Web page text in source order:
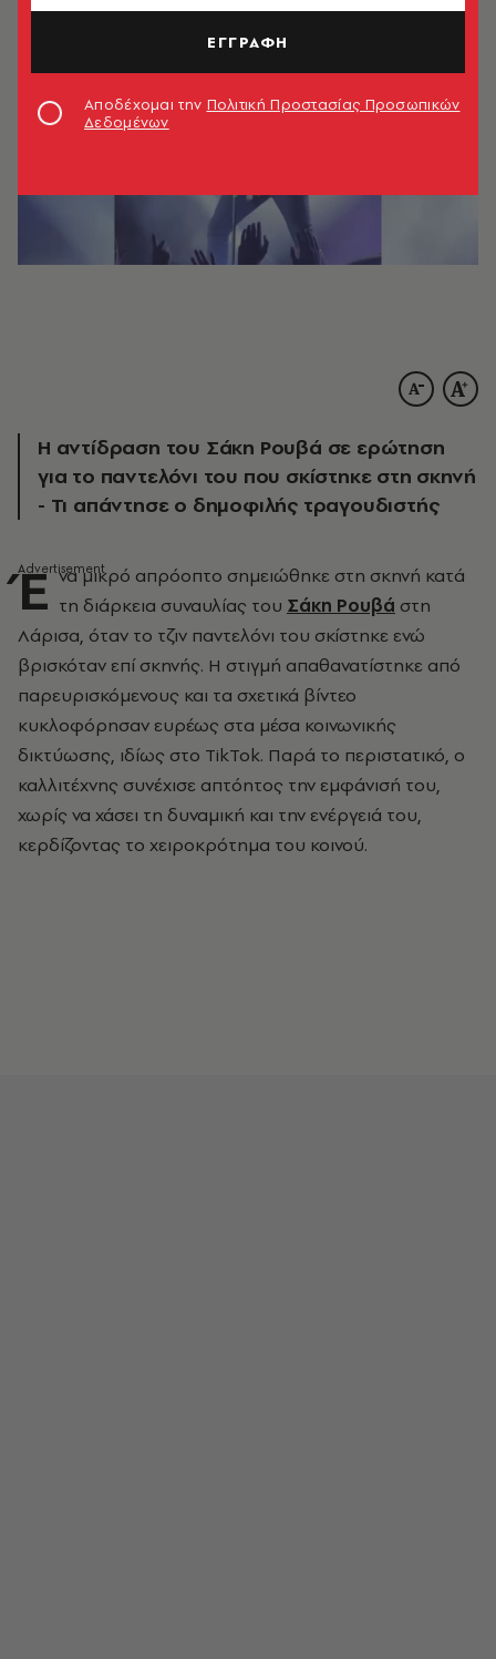
Η αντίδραση του Σάκη Ρουβά σε ερώτηση
για το παντελόνι του που σκίστηκε στη σκηνή
- Τι απάντησε ο δημοφιλής τραγουδιστής
Έ να μικρό απρόοπτο σημειώθηκε στη σκηνή κατά
τη διάρκεια συναυλίας του Σάκη Ρουβά στη
Λάρισα, όταν το τζιν παντελόνι του σκίστηκε ενώ
βρισκόταν επί σκηνής. Η στιγμή απαθανατίστηκε από
παρευρισκόμενους και τα σχετικά βίντεο
κυκλοφόρησαν ευρέως στα μέσα κοινωνικής
δικτύωσης, ιδίως στο TikTok. Παρά το περιστατικό, ο
καλλιτέχνης συνέχισε απτόητος την εμφάνισή του,
χωρίς να χάσει τη δυναμική και την ενέργειά του,
κερδίζοντας το χειροκρότημα του κοινού.
ΕΓΓΡΑΦΗ
Αποδέχομαι την Πολιτική Προστασίας Προσωπικών
Δεδομένων